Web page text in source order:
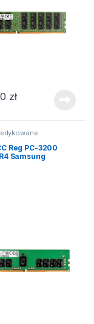
zł
Reg PC-3200
Samsung